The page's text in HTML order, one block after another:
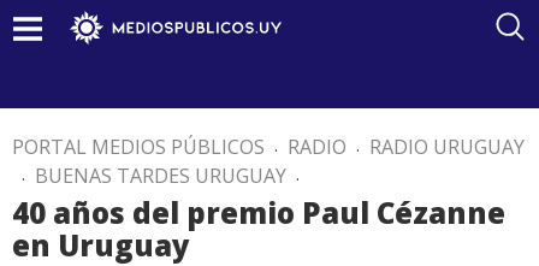
PORTAL MEDIOS PÚBLICOS . RADIO . RADIO URUGUAY
. BUENAS TARDES URUGUAY .
40 años del premio Paul Cézanne
en Uruguay